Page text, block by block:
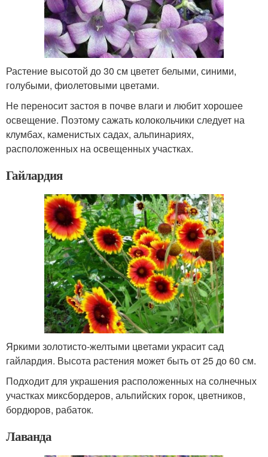
Растение высотой до 30 см цветет белыми, синими,
голубыми, фиолетовыми цветами.
Не переносит застоя в почве влаги и любит хорошее
освещение. Поэтому сажать колокольчики следует на
клумбах, каменистых садах, альпинариях,
расположенных на освещенных участках.
Гайлардия
Яркими золотисто-желтыми цветами украсит сад
гайлардия. Высота растения может быть от 25 до 60 см.
Подходит для украшения расположенных на солнечных
участках миксбордеров, альпийских горок, цветников,
бордюров, рабаток.
Лаванда